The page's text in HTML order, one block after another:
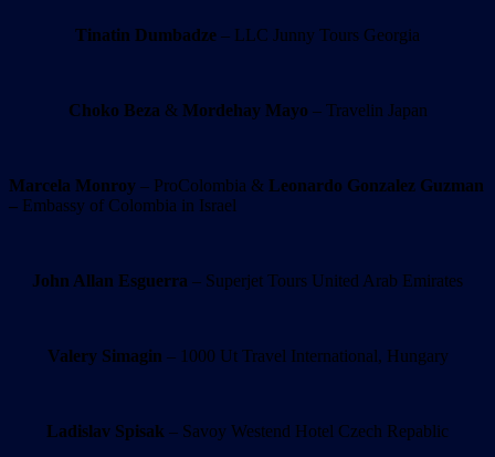
Tinatin Dumbadze – LLC Junny Tours Georgia
Choko Beza & Mordehay Mayo – Travelin Japan
Marcela Monroy – ProColombia & Leonardo Gonzalez Guzman
– Embassy of Colombia in Israel
John Allan Esguerra – Superjet Tours United Arab Emirates
Valery Simagin – 1000 Ut Travel International, Hungary
Ladislav Spisak – Savoy Westend Hotel Czech Repablic